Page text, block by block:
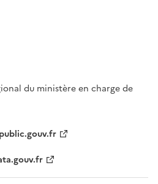
du ministère en charge de